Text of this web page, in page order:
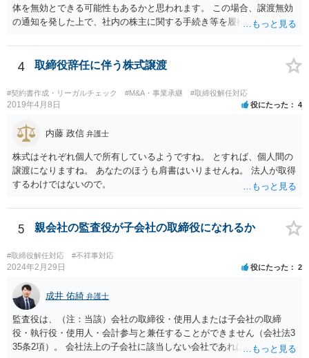
体を無効とできる可能性もあるかと思われます。 この場合、譲渡無効
の通知を発した上で、社内の株主に関する手続き等を履行していく必
株主権確認訴訟等に発展する可能性はあるかと思われます。 いずれに
しても、譲渡時の状況やその裏付けとなる証拠の有無、また、当該会
社の定款等によって、採れる手段も変わってこようかと思われますの
で、早い段階で、 関連資料をお持ちの上、弁護士にご相談をされたほ
うが良いかと思慮いたします。
4 取締役辞任に伴う株式譲渡
#契約書作成・リーガルチェック #M&A・事業承継 #取締役解任対応
2019年4月8日 役にたった 4
内藤 政信 弁護士
株式はそれぞれ個人で所有しているようですね。 とすれば、個人間の
譲渡になりますね。 あなたのほうも肩書はいりませんね。 法人が取得
するわけではないので。
5 親会社の監査役が子会社の取締役になれるか
#取締役解任対応 #不祥事対応
2024年2月29日 役にたった 2
成井 佑綺 弁護士
監査役は、（注：当該）会社の取締役・使用人または子会社の取締
役・執行役・使用人・会計参与と兼任することができません（会社法3
35条2項）。 会社法上の子会社に該当しない会社であれば上記の兼任